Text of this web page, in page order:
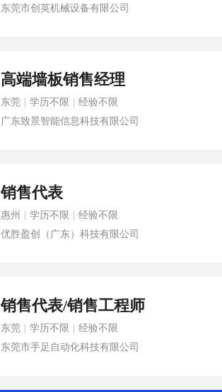
东莞市创英机械设备有限公司
高端墙板销售经理
东莞 学历不限
经验不限
广东致景智能信息科技有限公司
销售代表
惠州 学历不限
经验不限
优胜盈创（广东）科技有限公司
销售代表/销售工程师
东莞 学历不限
经验不限
东莞市手足自动化科技有限公司